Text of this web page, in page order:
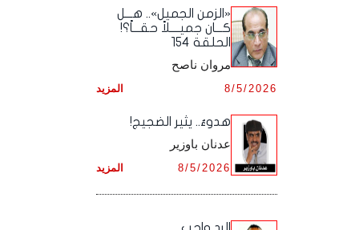
أرشيف شهر نـوفـمـبـر ,
أرشيف شهر ديـسـمـبـر ,
أرشيف شهر أكـتـوبـر ,
أرشيف شهر نـوفـمـبـر ,
أرشيف شهر ديـسـمـبـر ,
أرشيف شهر سـبـتـمـبـر ,
أرشيف شهر أكـتـوبـر ,
أرشيف شهر نـوفـمـبـر ,
أرشيف شهر ديـسـمـبـر ,
«الزمن الجميل».. هـــل
كـــان جميــــلاً حقـــاً؟!
الحلقة 154
مروان ناصح
المزيد 8/5/2026
هدوءٌ.. يثير الضجيج!
عدنان باوزير
المزيد 8/5/2026
الرد واجب